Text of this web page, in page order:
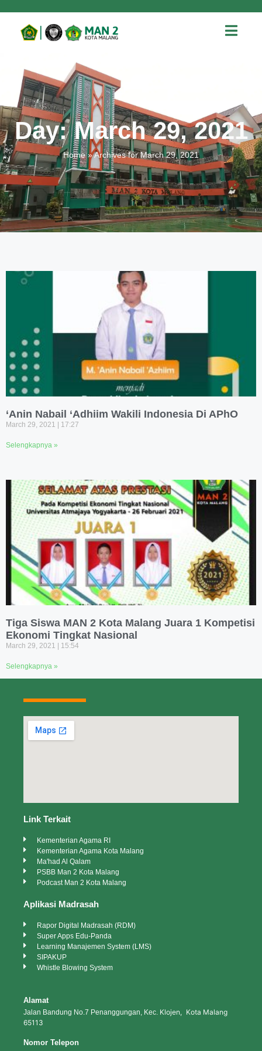
Day: March 29, 2021
Home»Archives for March 29, 2021
‘Anin Nabail ‘Adhiim Wakili Indonesia Di APhO
March 29, 2021 17:27
Selengkapnya »
Tiga Siswa MAN 2 Kota Malang Juara 1 Kompetisi
Ekonomi Tingkat Nasional
March 29, 2021 15:54
Selengkapnya »
Link Terkait
Kementerian Agama RI
Kementerian Agama Kota Malang
Ma'had Al Qalam
PSBB Man 2 Kota Malang
Podcast Man 2 Kota Malang
Aplikasi Madrasah
Rapor Digital Madrasah (RDM)
Super Apps Edu-Panda
Learning Manajemen System (LMS)
SIPAKUP
Whistle Blowing System
Alamat
Jalan Bandung No.7 Penanggungan, Kec. Klojen, Kota Malang
65113
Nomor Telepon